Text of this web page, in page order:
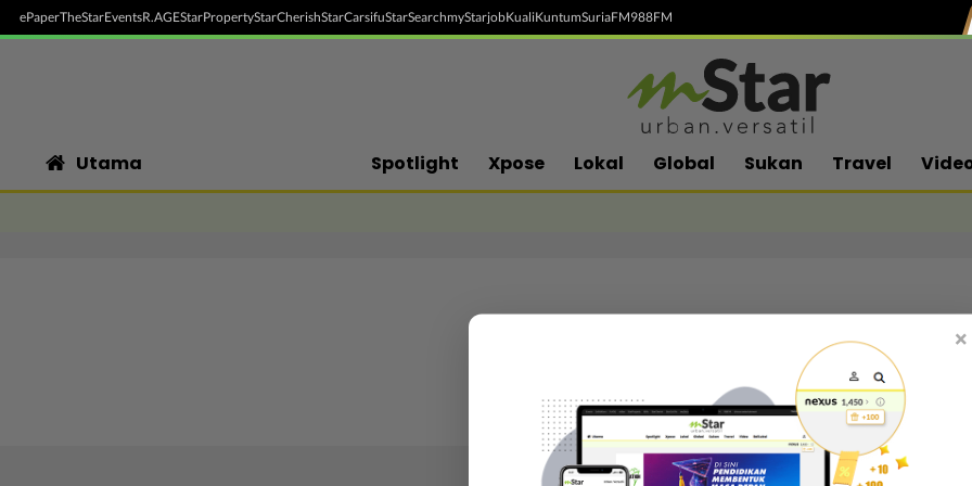
ePaperTheStarEventsR.AGEStarPropertyStarCherishStarCarsifuStarSearchmyStarjobKualiKuntumSuriaFM988FM
Utama Spotlight Xpose Lokal Global Sukan Travel
Follow media sosial kami
×